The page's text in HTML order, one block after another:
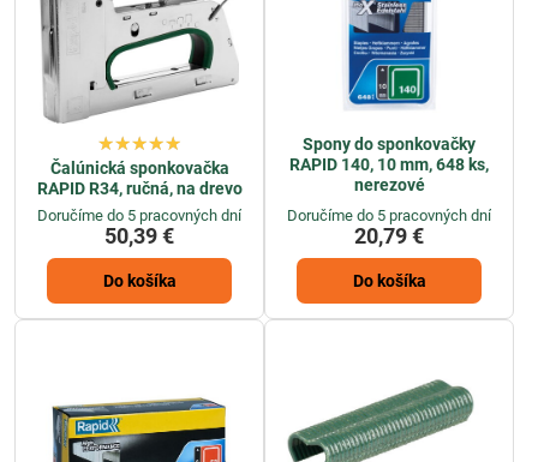
Čalúnická sponkovačka
RAPID R34, ručná, na drevo
Doručíme do 5 pracovných dní
50,39 €
Do košíka
Spony do sponkovačky
RAPID 140, 10 mm, 648 ks,
nerezové
Doručíme do 5 pracovných dní
20,79 €
Do košíka